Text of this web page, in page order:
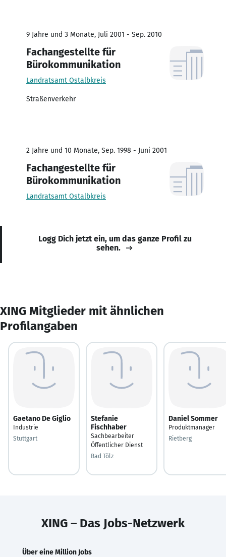
9 Jahre und 3 Monate, Juli 2001 - Sep. 2010
Fachangestellte für
Bürokommunikation
Landratsamt Ostalbkreis
Straßenverkehr
2 Jahre und 10 Monate, Sep. 1998 - Juni 2001
Fachangestellte für
Bürokommunikation
Landratsamt Ostalbkreis
Logg Dich jetzt ein, um das ganze Profil zu
sehen.
XING Mitglieder mit ähnlichen
Profilangaben
Gaetano De Giglio
Industrie
Stuttgart
Stefanie
Fischhaber
Sachbearbeiter
Öffentlicher Dienst
Bad Tölz
Daniel Sommer
Produktmanager
Rietberg
XING – Das Jobs-Netzwerk
Über eine Million Jobs